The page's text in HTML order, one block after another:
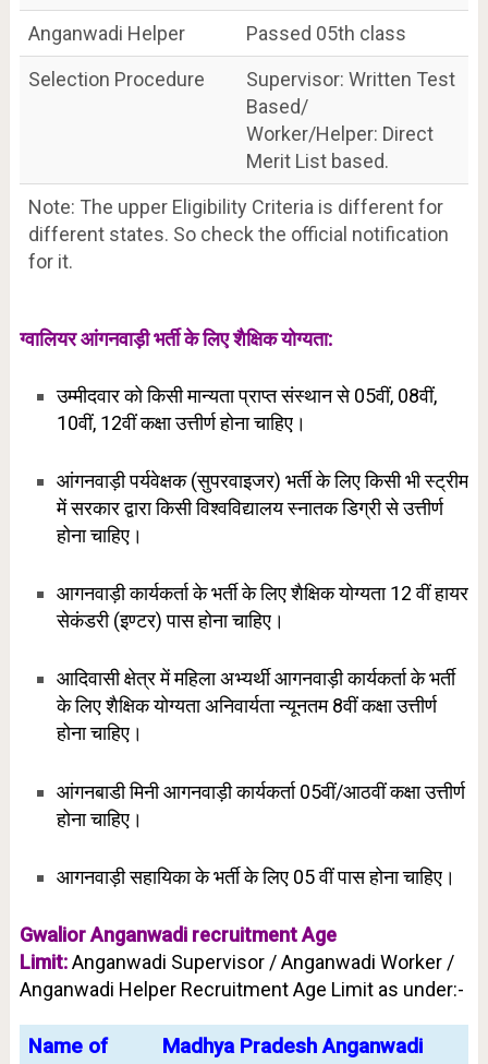
Anganwadi Helper
Passed 05th class
Selection Procedure
Supervisor: Written Test
Based/
Worker/Helper: Direct
Merit List based.
Note: The upper Eligibility Criteria is different for
different states. So check the official notification
for it.
ग्वालियर आंगनवाड़ी भर्ती के लिए शैक्षिक योग्यता:
उम्मीदवार को किसी मान्यता प्राप्त संस्थान से 05वीं, 08वीं,
10वीं, 12वीं कक्षा उत्तीर्ण होना चाहिए।
आंगनवाड़ी पर्यवेक्षक (सुपरवाइजर) भर्ती के लिए किसी भी स्ट्रीम
में सरकार द्वारा किसी विश्वविद्यालय स्नातक डिग्री से उत्तीर्ण
होना चाहिए।
आगनवाड़ी कार्यकर्ता के भर्ती के लिए शैक्षिक योग्यता 12 वीं हायर
सेकंडरी (इण्टर) पास होना चाहिए।
आदिवासी क्षेत्र में महिला अभ्यर्थीआगनवाड़ी कार्यकर्ता के भर्ती
के लिए शैक्षिक योग्यताअनिवार्यता न्यूनतम 8वीं कक्षाउत्तीर्ण
होना चाहिए।
आंगनबाडी मिनी आगनवाड़ी कार्यकर्ता 05वीं/आठवीं कक्षा उत्तीर्ण
होना चाहिए।
आगनवाड़ी सहायिका के भर्ती के लिए 05 वीं पास होना चाहिए।
Gwalior Anganwadi recruitment Age
Limit:Anganwadi Supervisor / Anganwadi Worker /
Anganwadi Helper Recruitment Age Limit as under:-
Name of
Madhya Pradesh Anganwadi